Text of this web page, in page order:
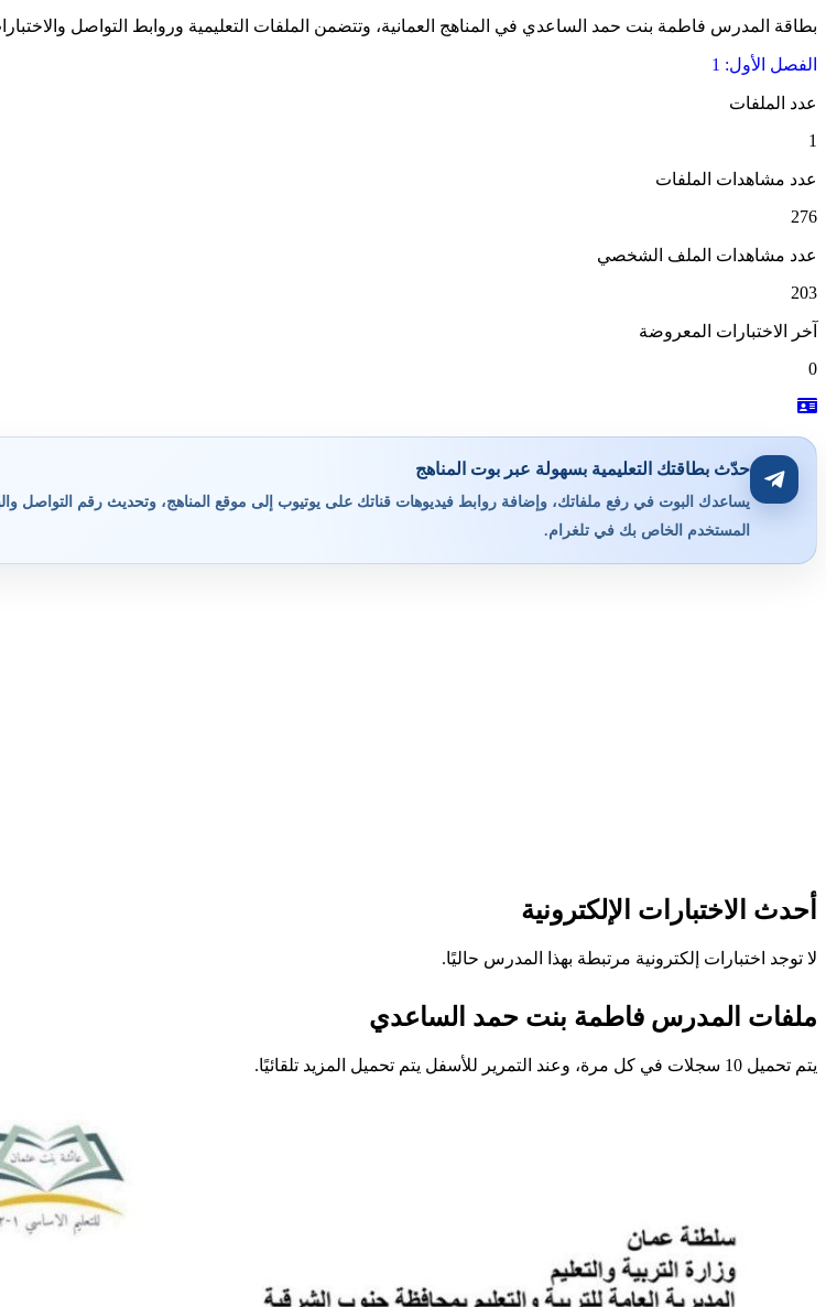
بطاقة المدرس فاطمة بنت حمد الساعدي في المناهج العمانية، وتتضمن الملفات التعليمية وروابط التواصل والاختبارات
الفصل الأول: 1
عدد الملفات
1
عدد مشاهدات الملفات
276
عدد مشاهدات الملف الشخصي
203
آخر الاختبارات المعروضة
0
حدّث بطاقتك التعليمية بسهولة عبر بوت المناهج
يساعدك البوت في رفع ملفاتك، وإضافة روابط فيديوهات قناتك على يوتيوب إلى موقع المناهج، وتحديث رقم التواصل
المستخدم الخاص بك في تلغرام.
أحدث الاختبارات الإلكترونية
لا توجد اختبارات إلكترونية مرتبطة بهذا المدرس حاليًا.
ملفات المدرس فاطمة بنت حمد الساعدي
يتم تحميل 10 سجلات في كل مرة، وعند التمرير للأسفل يتم تحميل المزيد تلقائيًا.